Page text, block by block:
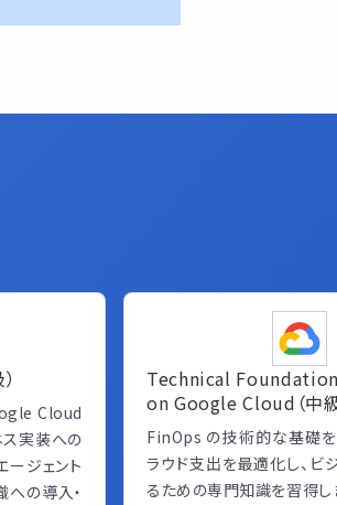
Cloud
実装への
ージェント
への導入・
Technical
on Google Cloud（中
FinOps の技術的な基礎を
ラウド支出を最適化し、ビ
るための専門知識を習得し